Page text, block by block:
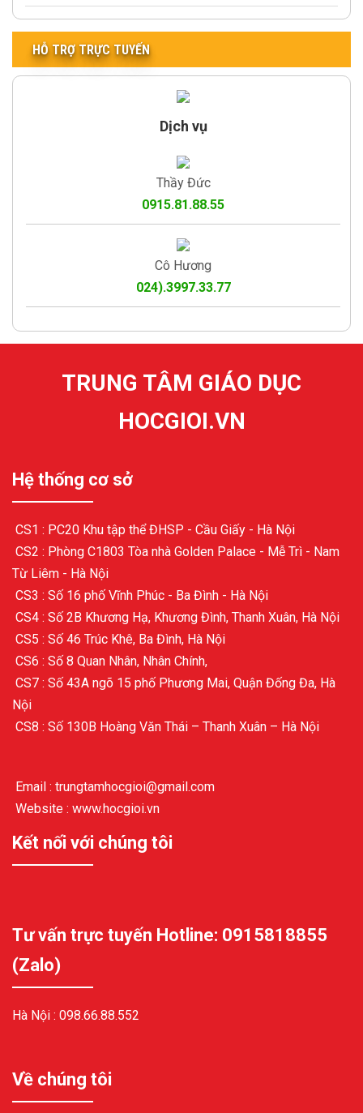
HỖ TRỢ TRỰC TUYẾN
Dịch vụ
Thầy Đức
0915.81.88.55
Cô Hương
024).3997.33.77
TRUNG TÂM GIÁO DỤC
HOCGIOI.VN
Hệ thống cơ sở
CS1 : PC20 Khu tập thể ĐHSP - Cầu Giấy - Hà Nội
CS2 : Phòng C1803 Tòa nhà Golden Palace - Mễ Trì - Nam
Từ Liêm - Hà Nội
CS3 : Số 16 phố Vĩnh Phúc - Ba Đình - Hà Nội
CS4 : Số 2B Khương Hạ, Khương Đình, Thanh Xuân, Hà Nội
CS5 : Số 46 Trúc Khê, Ba Đình, Hà Nội
CS6 : Số 8 Quan Nhân, Nhân Chính,
CS7 : Số 43A ngõ 15 phố Phương Mai, Quận Đống Đa, Hà
Nội
CS8 : Số 130B Hoàng Văn Thái – Thanh Xuân – Hà Nội
Email : trungtamhocgioi@gmail.com
Website : www.hocgioi.vn
Kết nối với chúng tôi
Tư vấn trực tuyến Hotline: 0915818855
(Zalo)
Hà Nội : 098.66.88.552
Về chúng tôi